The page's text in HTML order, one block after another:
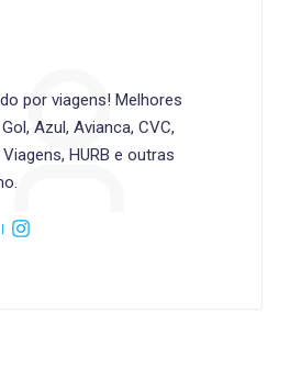
por viagens! Melhores
Azul, Avianca, CVC,
HURB e outras